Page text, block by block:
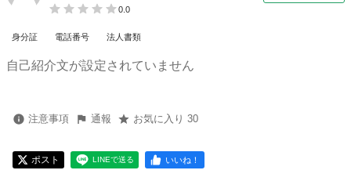
0.0
身分証 電話番号 法人書類
自己紹介文が設定されていません
注意事項 通報 お気に入り 30
ポスト LINEで送る いいね！